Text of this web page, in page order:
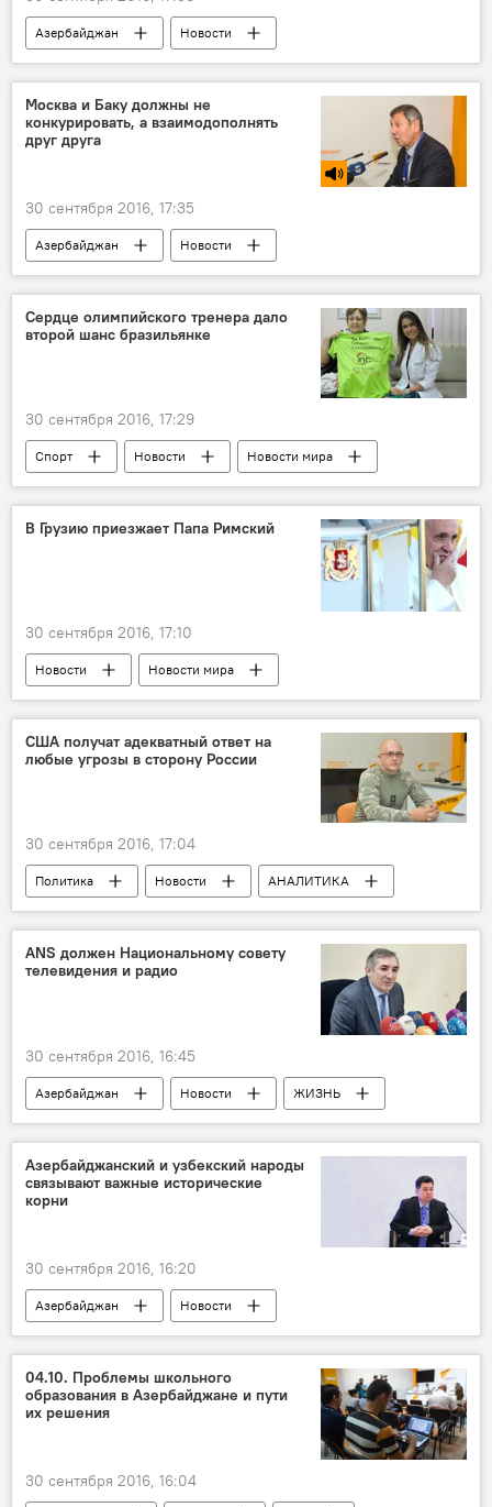
Азербайджан
Новости
МУЛЬТИМЕДИА
Видео ЖИЗНЬ
Москва и Баку должны не
конкурировать, а взаимодополнять
друг друга
30 сентября 2016, 17:35
Азербайджан
Новости
АНАЛИТИКА
Новости мира
РАДИО
Россия
Франция
Дарья Гревцова
Евросоюз
Мультикультурализм
форум
Группа друзей Азербайджана
Сердце олимпийского тренера дало
второй шанс бразильянке
30 сентября 2016, 17:29
Спорт Новости
Новости мира
Здоровье
ЖИЗНЬ
В Грузию приезжает Папа Римский
30 сентября 2016, 17:10
Новости Новости мира
США получат адекватный ответ на
любые угрозы в сторону России
30 сентября 2016, 17:04
Политика Новости
АНАЛИТИКА
Россия
Россия
США
Евгений Михайлов
Ядерный потенциал
Угрозы
Борьба с терроризмом
ANS должен Национальному совету
телевидения и радио
30 сентября 2016, 16:45
Азербайджан Новости ЖИЗНЬ
Азербайджанский и узбекский народы
связывают важные исторические
корни
30 сентября 2016, 16:20
Азербайджан
Новости
Новости мира
ЖИЗНЬ
04.10. Проблемы школьного
образования в Азербайджане и пути
их решения
30 сентября 2016, 16:04